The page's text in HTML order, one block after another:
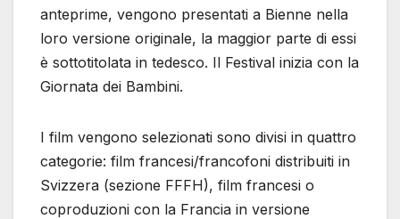
anteprime, vengono presentati a Bienne nella
loro versione originale, la maggior parte di essi
è sottotitolata in tedesco. Il Festival inizia con la
Giornata dei Bambini.
I film vengono selezionati sono divisi in quattro
categorie: film francesi/francofoni distribuiti in
Svizzera (sezione FFFH), film francesi o
coproduzioni con la Francia in versione